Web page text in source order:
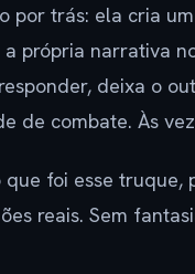
por trás: ela cria
própria narrativa
deixa o
de combate. Às
foi esse
reais. Sem